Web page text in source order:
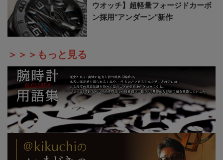
ウオッチ】超軽量フォージドカーボ
ン採用“アンダーン”新作
＞＞＞もっと見る